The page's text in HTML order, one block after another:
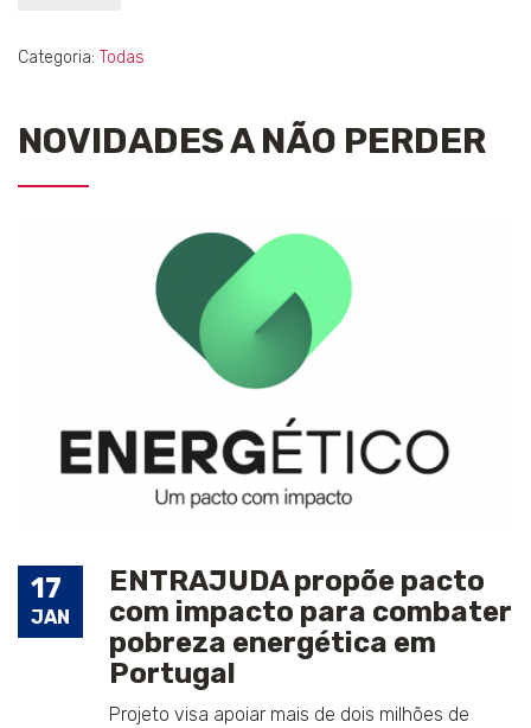
Categoria: Todas
NOVIDADES A NÃO PERDER
17
JAN
ENTRAJUDA propõe pacto
com impacto para combater
pobreza energética em
Portugal
Projeto visa apoiar mais de dois milhões de